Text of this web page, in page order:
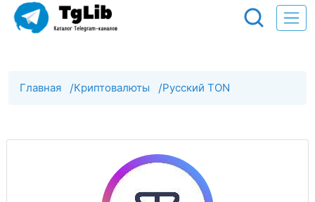
Главная /Криптовалюты /Русский TON